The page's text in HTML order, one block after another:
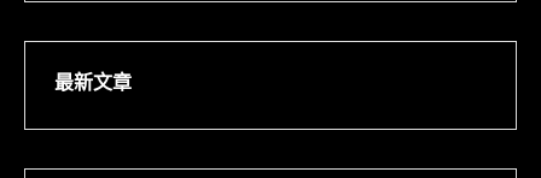
最新文章